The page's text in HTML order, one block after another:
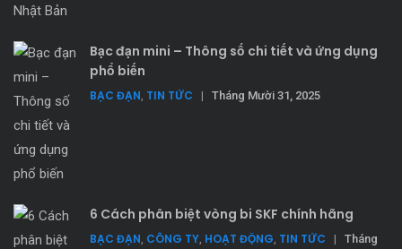
Bạc đạn mini – Thông số chi tiết và ứng dụng
phổ biến
BẠC ĐẠN, TIN TỨC | Tháng Mười 31, 2025
6 Cách phân biệt vòng bi SKF chính hãng
BẠC ĐẠN, CÔNG TY, HOẠT ĐỘNG, TIN TỨC | Tháng